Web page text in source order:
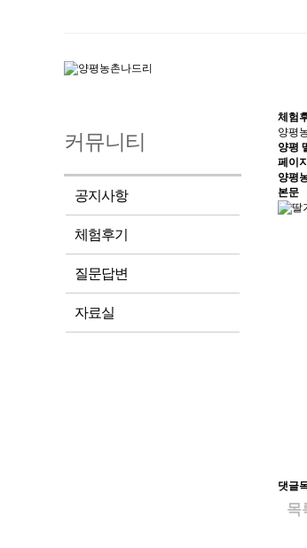
커뮤니티
공지사항
체험후기
질문답변
자료실
체험
양평
양평
페이
양평
본문
댓글
목